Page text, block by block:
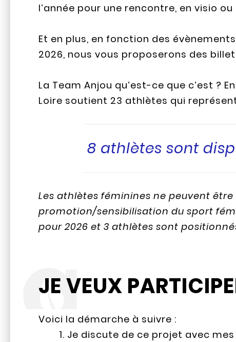
l’année pour une rencontre, en visio
Et en plus, en fonction des
2026, nous vous proposerons des
La Team Anjou qu’est-ce que c’est ?
Loire soutient 23 athlètes qui
8 athlètes sont
Les athlètes féminines ne peuvent
promotion/sensibilisation du sport
pour 2026 et 3 athlètes sont
JE VEUX
Voici la démarche à suivre :
Je discute de ce projet avec